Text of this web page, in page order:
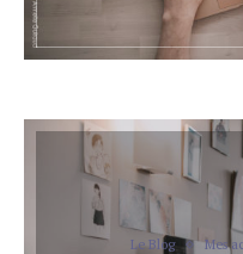
Le Blog Mes